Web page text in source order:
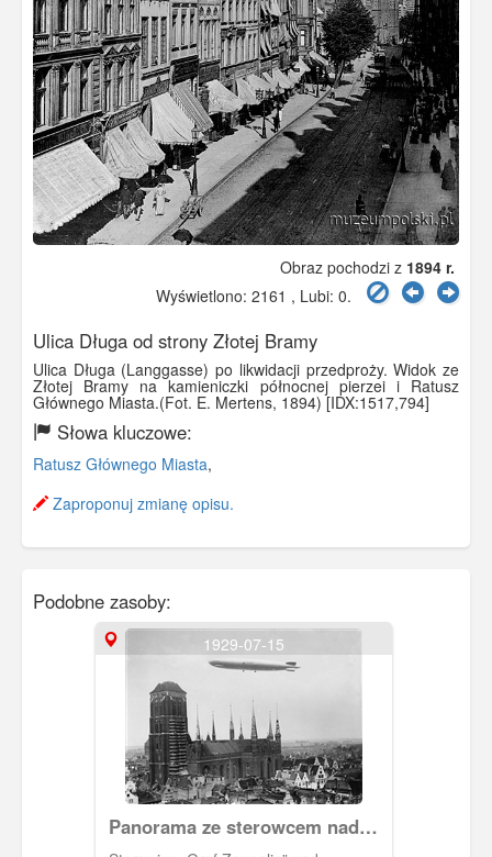
Obraz pochodzi z 1894 r.
Wyświetlono: 2161 , Lubi: 0.
Ulica Długa od strony Złotej Bramy
Ulica Długa (Langgasse) po likwidacji przedproży. Widok ze
Złotej Bramy na kamieniczki północnej pierzei i Ratusz
Głównego Miasta.(Fot. E. Mertens, 1894) [IDX:1517,794]
Słowa kluczowe:
Ratusz Głównego Miasta,
Zaproponuj zmianę opisu.
Podobne zasoby:
1929-07-15
Panorama ze sterowcem nad
Kościołem Mariackim